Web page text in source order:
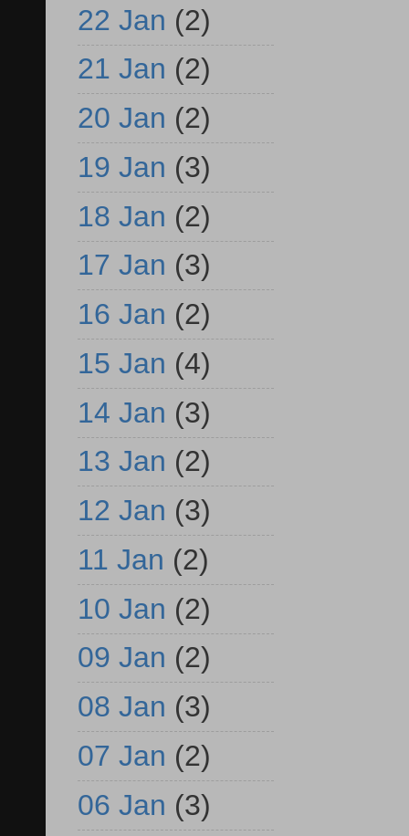
22 Jan (2)
21 Jan (2)
20 Jan (2)
19 Jan (3)
18 Jan (2)
17 Jan (3)
16 Jan (2)
15 Jan (4)
14 Jan (3)
13 Jan (2)
12 Jan (3)
11 Jan (2)
10 Jan (2)
09 Jan (2)
08 Jan (3)
07 Jan (2)
06 Jan (3)